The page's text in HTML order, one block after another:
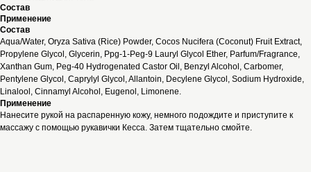
Состав
Применение
Состав
Aqua/Water, Oryza Sativa (Rice) Powder, Cocos Nucifera (Coconut) Fruit Extract,
Propylene Glycol, Glycerin, Ppg-1-Peg-9 Lauryl Glycol Ether, Parfum/Fragrance,
Xanthan Gum, Peg-40 Hydrogenated Castor Oil, Benzyl Alcohol, Carbomer,
Pentylene Glycol, Caprylyl Glycol, Allantoin, Decylene Glycol, Sodium Hydroxide,
Linalool, Cinnamyl Alcohol, Eugenol, Limonene.
Применение
Нанесите рукой на распаренную кожу, немного подождите и приступите к
массажу с помощью рукавички Кесса. Затем тщательно смойте.